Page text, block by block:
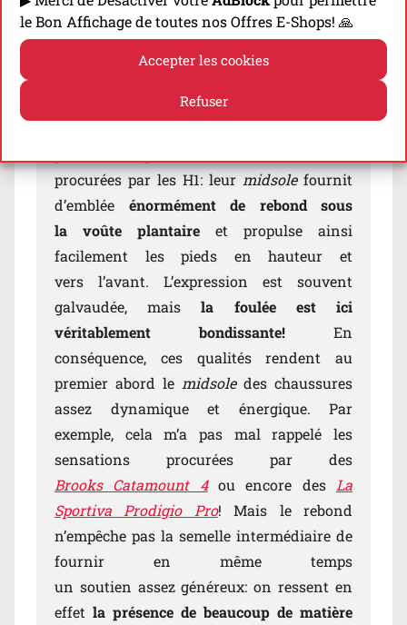
le Bon Affichage de toutes nos Offres E-Shops! 🙏
Accepter les cookies
Refuser
Nouveautés (Hors Produits Non
Eligibles)avec le Code 👉
COMPARATIFTRAIL15
procurées par les H1: leur midsole fournit
d’emblée énormément de rebond sous
la voûte plantaire et propulse ainsi
facilement les pieds en hauteur et
vers l’avant. L’expression est souvent
galvaudée, maisla foulée est ici
véritablement bondissante! En
conséquence, ces qualités rendent au
premier abord le midsole des chaussures
assez dynamique et énergique. Par
exemple, cela m’a pas mal rappelé les
sensations procurées par des
Brooks Catamount 4 ou encore des La
Sportiva Prodigio Pro! Mais le rebond
n’empêche pas la semelle intermédiaire de
fournir en même temps
un soutien assez généreux: on ressent en
effet la présence de beaucoup de matière